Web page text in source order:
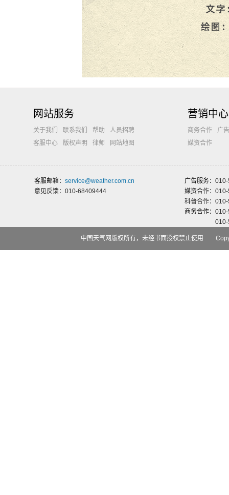
网站服务
关于我们 联系我们 帮助
人员招聘
客服中心
版权声明 律师 网站地图
营销中心
商务合作
广
媒资合作
客服邮箱： service@weather.com.cn
意见反馈：010-68409444
广告服务：
媒资合作：
科普合作：
商务合作：
中国天气网版权所有，未经书面授权禁止使用